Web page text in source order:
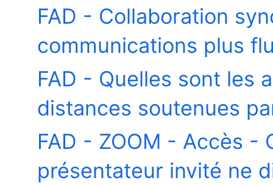
FAD - Collaboration
communications plus
FAD - Quelles sont les
distances soutenues
FAD - ZOOM - Accès -
présentateur invité ne